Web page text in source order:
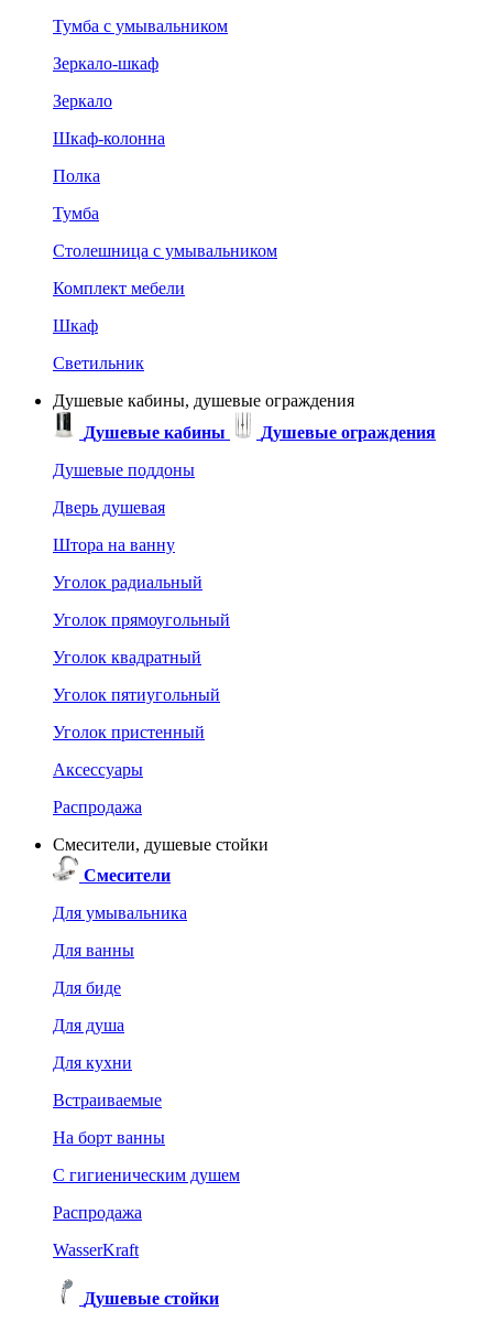
Тумба с умывальником
Зеркало-шкаф
Зеркало
Шкаф-колонна
Полка
Тумба
Столешница с умывальником
Комплект мебели
Шкаф
Светильник
Душевые кабины, душевые ограждения
Душевые кабины
Душевые ограждения
Душевые поддоны
Дверь душевая
Штора на ванну
Уголок радиальный
Уголок прямоугольный
Уголок квадратный
Уголок пятиугольный
Уголок пристенный
Аксессуары
Распродажа
Смесители, душевые стойки
Смесители
Для умывальника
Для ванны
Для биде
Для душа
Для кухни
Встраиваемые
На борт ванны
C гигиеническим душем
Распродажа
WasserKraft
Душевые стойки